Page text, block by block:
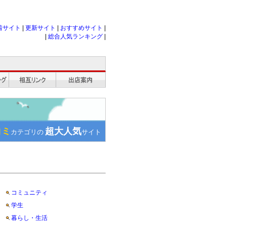
サイト 更新サイト おすすめサイト
総合人気ランキング
カテゴリの 超大人気サイト
コミュニティ
学生
暮らし・生活